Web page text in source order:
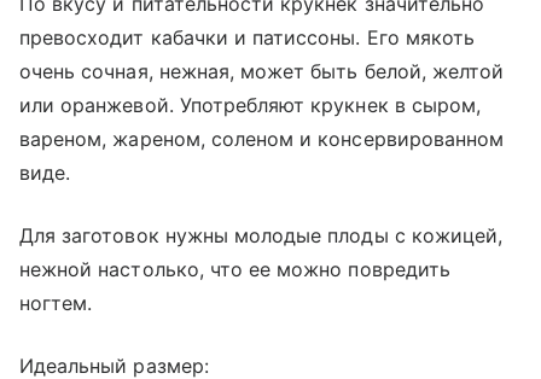
превосходит кабачки и патиссоны. Его мякоть
очень сочная, нежная, может быть белой, желтой
или оранжевой. Употребляют крукнек в сыром,
вареном, жареном, соленом и консервированном
виде.
Для заготовок нужны молодые плоды с кожицей,
нежной настолько, что ее можно повредить
ногтем.
Идеальный размер: